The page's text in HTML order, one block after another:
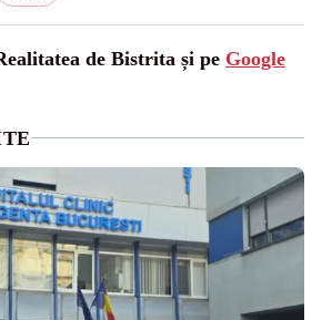
de Bistrita și pe Google